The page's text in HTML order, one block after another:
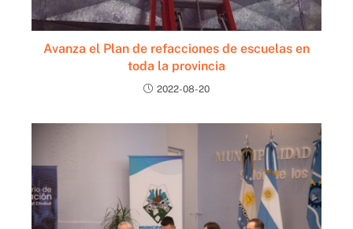
Avanza el Plan de refacciones de escuelas en
toda la provincia
2022-08-20